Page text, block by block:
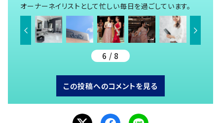
オーナーネイリストとして忙しい毎日を過ごしています。
6 / 8
この投稿へのコメントを見る